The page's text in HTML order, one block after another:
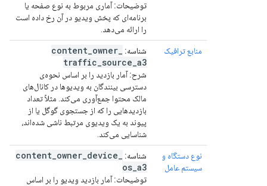
توضیحات:آماری مربوط به نوع صفحه یا
برنامه‌ای که پخش ویدیو در آن رخ داده است
را ارائه می‌دهد.
منابع ترافیک شناسه: content owner
traffic source a3
شرح:آمار بازدید را بر اساس نحوه‌ی
دسترسی بینندگان به ویدیوها در کانال‌های
مالک محتوا جمع‌آوری می‌کند. مثلاً تعداد
بازدیدهایی را که از جستجوی گوگل یا از
پیوند به یک ویدیوی مرتبط ناشی شده‌اند،
شناسایی می‌کند.
نوع دستگاه و
سیستم عامل
شناسه: content owner device
os a3
توضیحات:آمار بازدید ویدیو را بر اساس